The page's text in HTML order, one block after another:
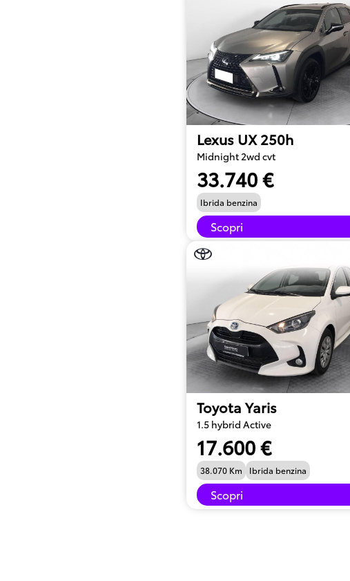
Lexus UX 250h
Midnight 2wd cvt
33.740 €
Ibrida benzina
Scopri
Toyota Yaris
1.5 hybrid Active
17.600 €
38.070 Km Ibrida benzina
Scopri